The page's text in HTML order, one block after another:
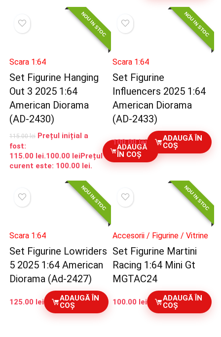
NOU IN STOC
Scara 1:64
Set Figurine Hanging
Out 3 2025 1:64
American Diorama
(AD-2430)
115.00lei Prețul inițial a
fost:
115.00 lei.100.00 leiPrețul
curent este: 100.00 lei.
ADAUGĂ
ÎN COȘ
NOU IN STOC
Scara 1:64
Set Figurine
Influencers 2025 1:64
American Diorama
(AD-2433)
100.00lei
ADAUGĂ ÎN
COȘ
NOU IN STOC
Scara 1:64
Set Figurine Lowriders
5 2025 1:64 American
Diorama (Ad-2427)
125.00 lei
ADAUGĂ ÎN
COȘ
NOU IN STOC
Accesorii / Figurine / Vitrine
Set Figurine Martini
Racing 1:64 Mini Gt
MGTAC24
100.00 lei
ADAUGĂ ÎN
COȘ